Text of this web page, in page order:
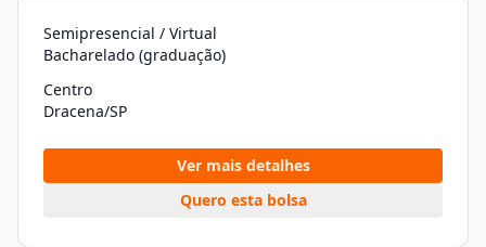
Semipresencial / Virtual
Bacharelado (graduação)
Centro
Dracena/SP
Ver mais detalhes
Quero esta bolsa